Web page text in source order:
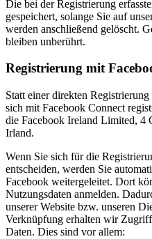
Die bei der Registrierung
gespeichert, solange Sie auf
werden anschließend gelöscht.
bleiben unberührt.
Registrierung mit
Statt einer direkten
sich mit Facebook Connect
die Facebook Ireland Limited, 4
Irland.
Wenn Sie sich für die
entscheiden, werden Sie
Facebook weitergeleitet. Dort
Nutzungsdaten anmelden.
unserer Website bzw. unseren
Verknüpfung erhalten wir
Daten. Dies sind vor allem: